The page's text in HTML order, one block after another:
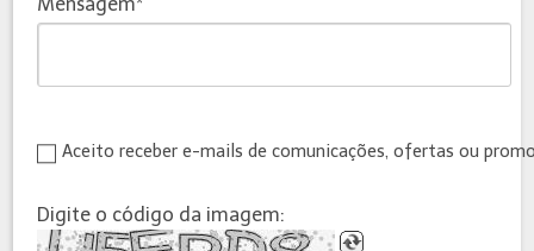
Aceito receber e-mails de comunicações, ofertas ou
Digite o código da imagem: